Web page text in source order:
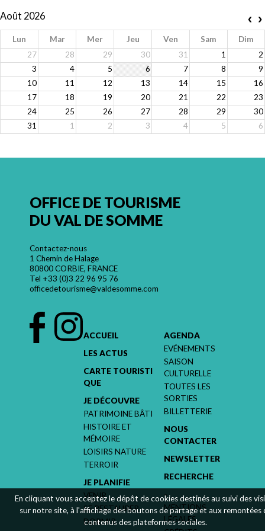
Août 2026 ‹ ›
Lun Mar Mer Jeu Ven Sam
Dim
27
28 29 30 31 1
2
3
4 5 6 7 8
9
10
11 12 13 14 15
16
17
18 19 20 21 22
23
24
25 26 27 28 29
30
31
1 2 3 4 5 6
OFFICE DE TOURISME
DU VAL DE SOMME
Contactez-nous
1 Chemin de Halage
80800 CORBIE, FRANCE
Tel +33 (0)3 22 96 95 76
officedetourisme@valdesomme.com
ACCUEIL
LES ACTUS
CARTE TOURISTI
QUE
JE DÉCOUVRE
PATRIMOINE BÂTI
HISTOIRE ET
MÉMOIRE
LOISIRS NATURE
TERROIR
JE PLANIFIE
VENIR
SE RESTAURER
DORMIR
AGENDA
EVÉNEMENTS
SAISON
CULTURELLE
TOUTES LES
SORTIES
BILLETTERIE
NOUS
CONTACTER
NEWSLETTER
RECHERCHE
-
MENTIONS
LÉGALES
En cliquant vous acceptez le dépôt de cookies destinés au suivi des
sur notre site, à l'affichage des boutons de partage et aux remontées
contenus des plateformes sociales.